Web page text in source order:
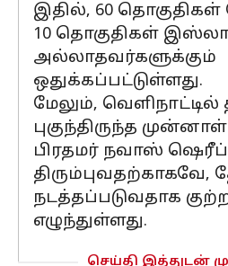
இதில், 60
10 தொகுதிகள்
அல்லாதவர்களுக்கும்
ஒதுக்கப்பட்டுள்ளது.
மேலும்,
புகுந்திருந்த
பிரதமர் நவாஸ் ஷெரீப்
திரும்புவதற்காகவே,
நடத்தப்படுவதாக
எழுந்துள்ளது.
செய்தி இத்துடன்